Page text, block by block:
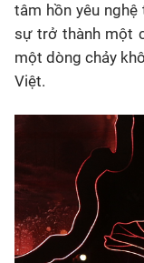
tâm hồn yêu
sự trở thành một
một dòng chảy
Việt.